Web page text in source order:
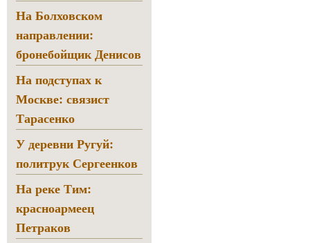
На Болховском
направлении:
бронебойщик Денисов
На подступах к
Москве: связист
Тарасенко
У деревни Ругуй:
политрук Сергеенков
На реке Тим:
красноармеец
Петраков